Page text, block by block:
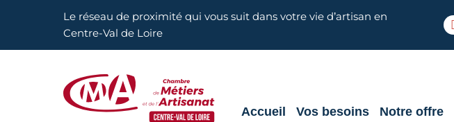
Aller en haut de pageLe réseau de proximité qui vous suit dans votre vie d’artisan en
Centre-Val de Loire
Accueil Vos besoins Notre offre